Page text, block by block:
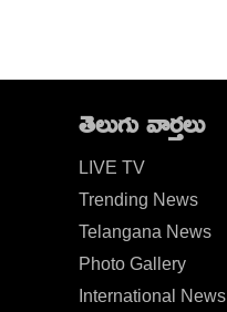
తెలుగు వార్తలు
LIVE TV
Trending News
Telangana News
Photo Gallery
International News